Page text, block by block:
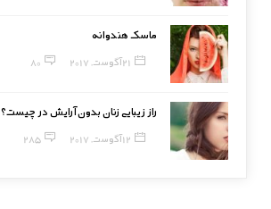
ماسک هندوانه
21 آگوست, 2017 80
راز زیبایی زنان بدون آرایش در چیست؟
12 آگوست, 2017 285